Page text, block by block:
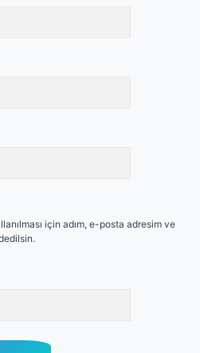
için adım, e-posta adresim ve